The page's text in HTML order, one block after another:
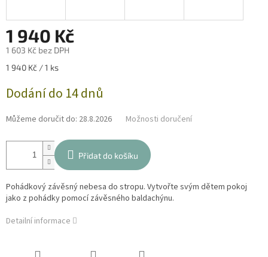
1 940 Kč
1 603 Kč bez DPH
Měrná
1 940 Kč / 1 ks
Dodání do 14 dnů
Můžeme doručit do: 28.8.2026 Možnosti doručení
Přidat do košíku
Pohádkový závěsný nebesa do stropu. Vytvořte svým dětem pokoj
jako z pohádky pomocí závěsného baldachýnu.
Detailní informace